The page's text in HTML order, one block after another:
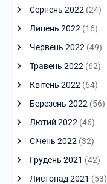
Серпень 2022 (24)
Липень 2022 (16)
Червень 2022 (49)
Травень 2022 (62)
Квітень 2022 (64)
Березень 2022 (56)
Лютий 2022 (46)
Січень 2022 (32)
Грудень 2021 (42)
Листопад 2021 (53)